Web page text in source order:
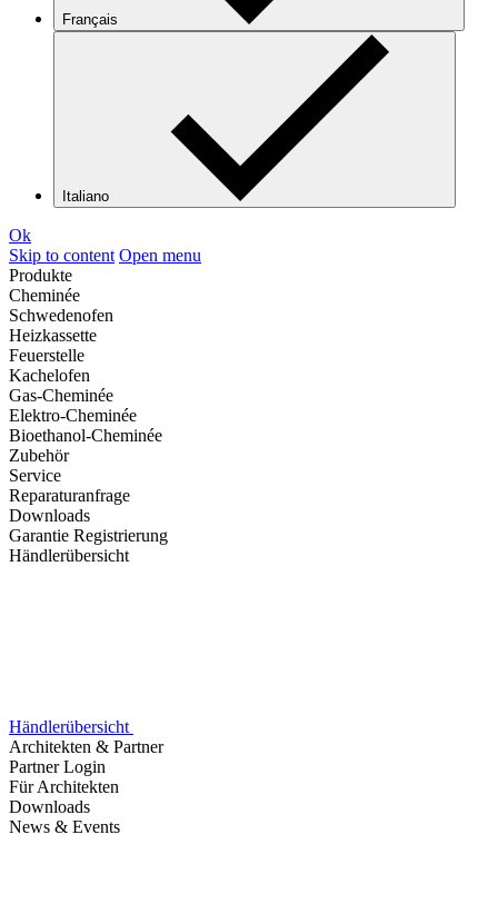
Français
Italiano
Ok
Skip to content Open menu
Produkte
Cheminée
Schwedenofen
Heizkassette
Feuerstelle
Kachelofen
Gas-Cheminée
Elektro-Cheminée
Bioethanol-Cheminée
Zubehör
Service
Reparaturanfrage
Downloads
Garantie Registrierung
Händlerübersicht
Händlerübersicht
Architekten & Partner
Partner Login
Für Architekten
Downloads
News & Events